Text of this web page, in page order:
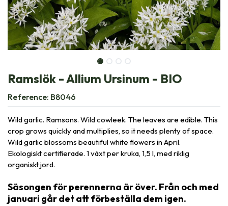
Ramslök - Allium Ursinum - BIO
Reference: B8046
Wild garlic. Ramsons. Wild cowleek. The leaves are edible. This
crop grows quickly and multiplies, so it needs plenty of space.
Wild garlic blossoms beautiful white flowers in April.
Ekologiskt certifierade. 1 växt per kruka, 1,5 l, med riklig
organiskt jord.
Säsongen för perennerna är över. Från och med
januari går det att förbeställa dem igen.